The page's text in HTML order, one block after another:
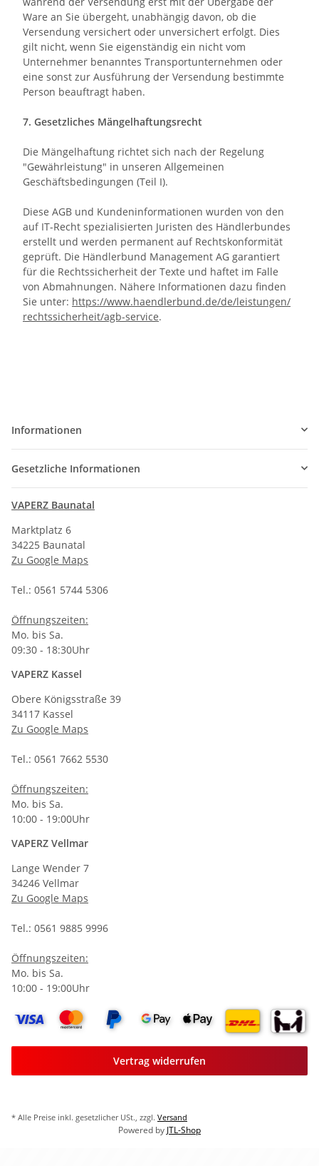
Ware an Sie übergeht, unabhängig davon, ob die
Versendung versichert oder unversichert erfolgt. Dies
gilt nicht, wenn Sie eigenständig ein nicht vom
Unternehmer benanntes Transportunternehmen oder
eine sonst zur Ausführung der Versendung bestimmte
Person beauftragt haben.
7. Gesetzliches Mängelhaftungsrecht
Die Mängelhaftung richtet sich nach der Regelung
"Gewährleistung" in unseren Allgemeinen
Geschäftsbedingungen (Teil I).
Diese AGB und Kundeninformationen wurden von den
auf IT-Recht spezialisierten Juristen des Händlerbundes
erstellt und werden permanent auf Rechtskonformität
geprüft. Die Händlerbund Management AG garantiert
für die Rechtssicherheit der Texte und haftet im Falle
von Abmahnungen. Nähere Informationen dazu finden
Sie unter: https://www.haendlerbund.de/de/leistungen/
rechtssicherheit/agb-service.
Informationen
Gesetzliche Informationen
VAPERZ Baunatal
Marktplatz 6
34225 Baunatal
Zu Google Maps
Tel.: 0561 5744 5306
Öffnungszeiten:
Mo. bis Sa.
09:30 - 18:30Uhr
VAPERZ Kassel
Obere Königsstraße 39
34117 Kassel
Zu Google Maps
Tel.: 0561 7662 5530
Öffnungszeiten:
Mo. bis Sa.
10:00 - 19:00Uhr
VAPERZ Vellmar
Lange Wender 7
34246 Vellmar
Zu Google Maps
Tel.: 0561 9885 9996
Öffnungszeiten:
Mo. bis Sa.
10:00 - 19:00Uhr
Vertrag widerrufen
* Alle Preise inkl. gesetzlicher USt., zzgl. Versand
Powered by JTL-Shop